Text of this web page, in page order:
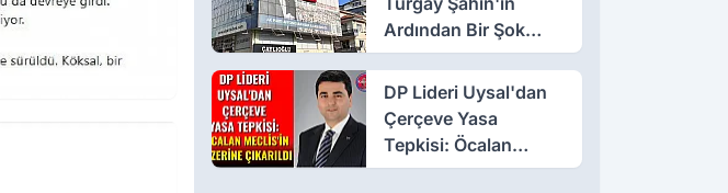
Ardından Bir Şok
Daha!
DP Lideri Uysal'dan
Çerçeve Yasa
Tepkisi: Öcalan
Meclis'in Üzerine